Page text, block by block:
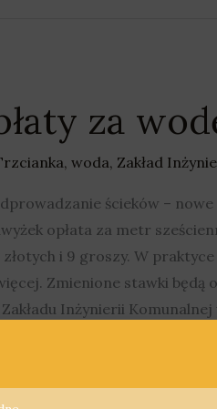
za
, woda, Zakład
ścieków –
opłata za metr
i 9 groszy. W
Zmienione stawki będą
Inżynierii Komunalnej